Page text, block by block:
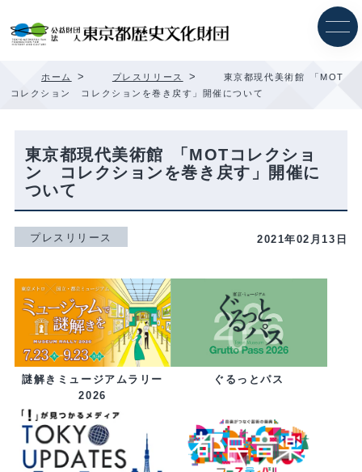
ホーム > プレスリリース >
東京都現代美術館 「MOT
コレクション コレクションを巻き戻す」開催について
東京都現代美術館 「MOTコレクショ
ン コレクションを巻き戻す」開催に
ついて
プレスリリース 2021年02月13日
謎解きミュージアムラリー
2026
ぐるっとパス